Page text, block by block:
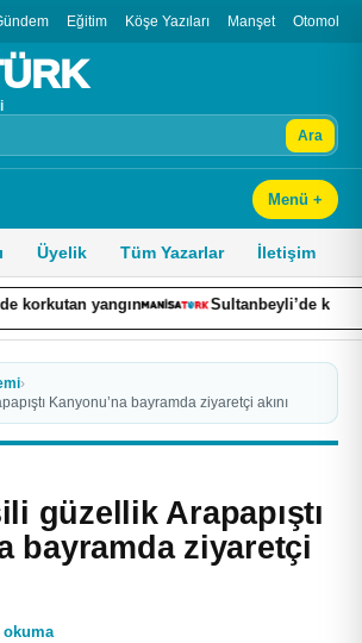
Eğitim Köşe Yazıları Manşet Otomobil
Ara
Menü +
Üyelik Tüm Yazarlar İletişim
Sultanbeyli’de kaza yapan
›
Kanyonu’na bayramda ziyaretçi akını
güzellik Arapapıştı
bayramda ziyaretçi
okuma